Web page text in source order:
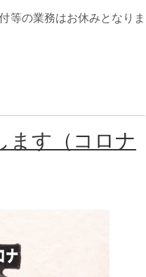
等の業務はお休みとなりま
ます（コロナ